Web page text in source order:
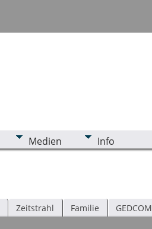
Medien Info
Zeitstrahl Familie GEDCOM